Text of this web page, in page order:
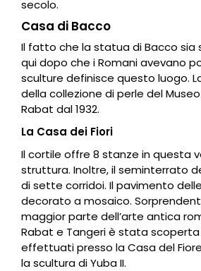
secolo.
Casa di Bacco
Il fatto che la statua di Bacco
qui dopo che i Romani avevano
sculture definisce questo luogo.
della collezione di perle del
Rabat dal 1932.
La Casa dei Fiori
Il cortile offre 8 stanze in questa
struttura. Inoltre, il seminterrato
di sette corridoi. Il pavimento
decorato a mosaico.
maggior parte dell’arte antica
Rabat e Tangeri è stata
effettuati presso la Casa del
la scultura di Yuba II.